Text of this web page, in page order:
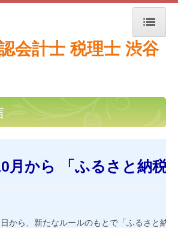
月から 「ふるさと納税
から、新たなルールのもとで「ふるさと納